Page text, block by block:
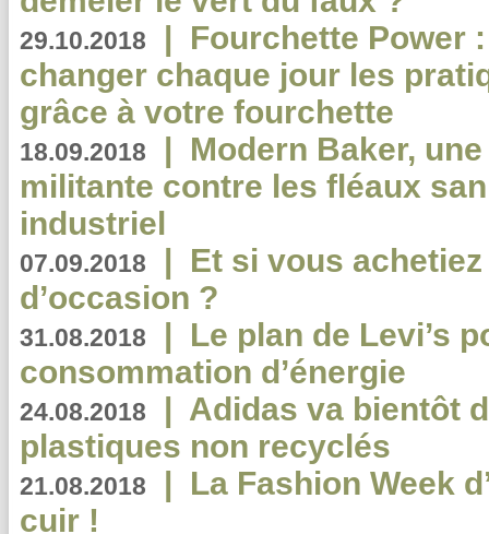
29.10.2018 | Fourchette Power
changer chaque jour les
grâce à votre fourchette
18.09.2018 | Modern Baker,
militante contre les fléaux
industriel
07.09.2018 | Et si vous
d’occasion ?
31.08.2018 | Le plan de Levi’s
consommation d’énergie
24.08.2018 | Adidas va bientôt
plastiques non recyclés
21.08.2018 | La Fashion Week
cuir !